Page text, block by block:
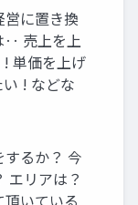
に置き換
‥ 売上を上
単価を上げ
! などな
るか？ 今
エリアは？